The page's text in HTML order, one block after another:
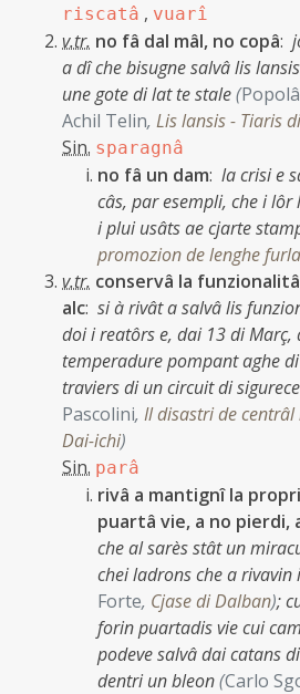
riscatâ , vuarî
v.tr. no fâ dal mâl, no copâ:
a dî che bisugne salvâ lis
une gote di lat te stale(
Achil Telin, Lis lansis - Tiaris
Sin. sparagnâ
no fâ un dam: la crisi e
câs, par esempli, che i lôr
i plui usâts ae cjarte
promozion de lenghe
v.tr. conservâ la
alc: si à rivât a salvâ lis
doi i reatôrs e, dai 13 di Març,
temperadure pompant aghe
traviers di un circuit di sigurece
Pascolini, Il disastri de
Dai-ichi)
Sin. parâ
rivâ a mantignî la
puartâ vie, a no pierdi,
che al sarès stât un
chei ladrons che a
Forte, Cjase di Dalban);
forin puartadis vie cui
podeve salvâ dai catans
dentri un bleon(Carlo